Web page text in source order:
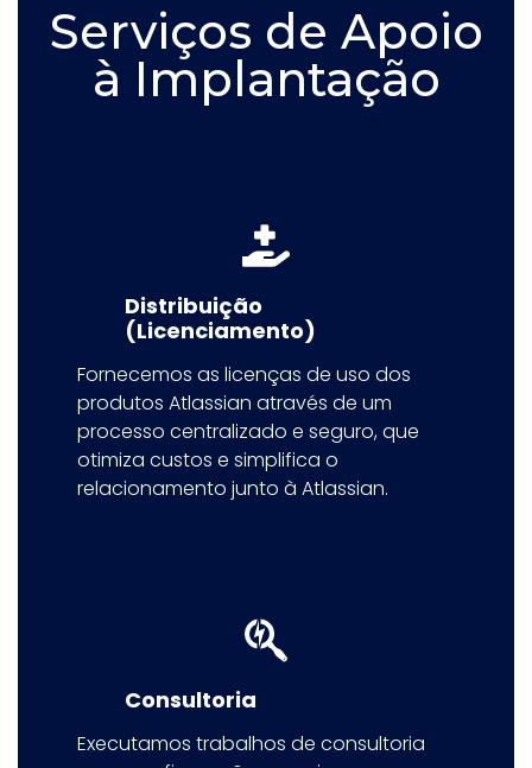
Serviços de Apoio
à Implantação
Distribuição
(Licenciamento)
Fornecemos as licenças de uso dos
produtos Atlassian através de um
processo centralizado e seguro, que
otimiza custos e simplifica o
relacionamento junto à Atlassian.
Consultoria
Executamos trabalhos de consultoria